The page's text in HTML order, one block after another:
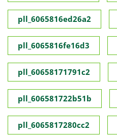
pll_6065816ed26a2
pll_6065816fe16d3
pll_60658171791c2
pll_606581722b51b
pll_6065817280cc2